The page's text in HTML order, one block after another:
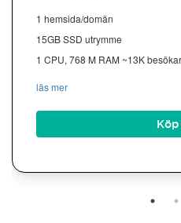
1 hemsida/domän
15GB SSD utrymme
1 CPU, 768 M RAM ~13K
läs mer